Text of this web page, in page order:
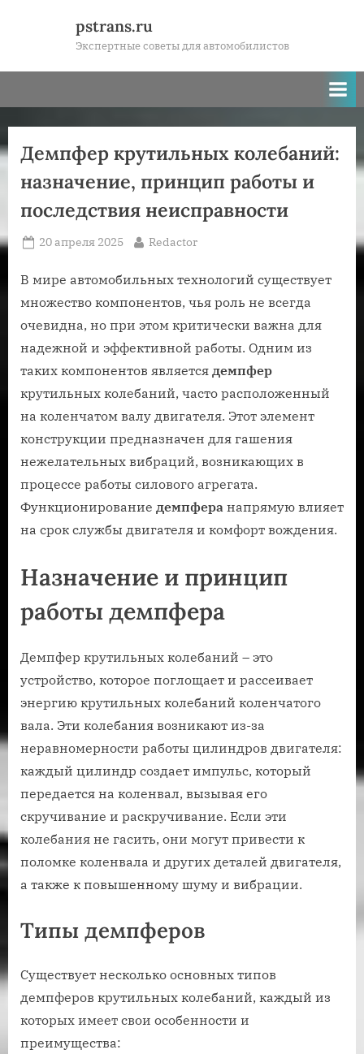
pstrans.ru
Экспертные советы для автомобилистов
Демпфер крутильных колебаний:
назначение, принцип работы и
последствия неисправности
Posted
20 апреля 2025 By
Redactor
В мире автомобильных технологий существует
множество компонентов‚ чья роль не всегда
очевидна‚ но при этом критически важна для
надежной и эффективной работы. Одним из
таких компонентов является демпфер
крутильных колебаний‚ часто расположенный
на коленчатом валу двигателя. Этот элемент
конструкции предназначен для гашения
нежелательных вибраций‚ возникающих в
процессе работы силового агрегата.
Функционирование демпфера напрямую влияет
на срок службы двигателя и комфорт вождения.
Назначение и принцип
работы демпфера
Демпфер крутильных колебаний – это
устройство‚ которое поглощает и рассеивает
энергию крутильных колебаний коленчатого
вала. Эти колебания возникают из-за
неравномерности работы цилиндров двигателя:
каждый цилиндр создает импульс‚ который
передается на коленвал‚ вызывая его
скручивание и раскручивание. Если эти
колебания не гасить‚ они могут привести к
поломке коленвала и других деталей двигателя‚
а также к повышенному шуму и вибрации.
Типы демпферов
Существует несколько основных типов
демпферов крутильных колебаний‚ каждый из
которых имеет свои особенности и
преимущества: